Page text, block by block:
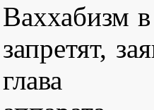
Ваххабизм
запретят,
глава